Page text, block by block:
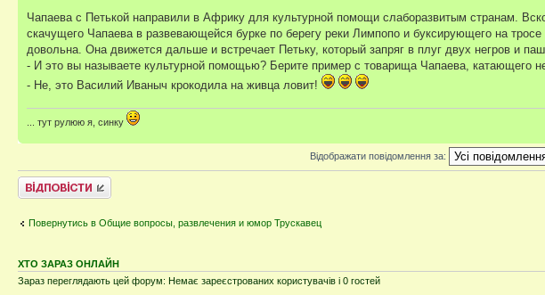
Чапаева с Петькой направили в Африку для культурной помощи слаборазвитым странам.
скачущего Чапаева в развевающейся бурке по берегу реки Лимпопо и буксирующего на
довольна. Она движется дальше и встречает Петьку, который запряг в плуг двух негров и
- И это вы называете культурной помощью? Берите пример с товарища Чапаева, катающего
- Не, это Василий Иваныч крокодила на живца ловит!
... тут рулюю я, синку
Відображати повідомлення за:
Відповісти
Повернутись в Общие вопросы, развлечения и юмор Трускавец
ХТО ЗАРАЗ ОНЛАЙН
Зараз переглядають цей форум: Немає зареєстрованих користувачів і 0 гостей